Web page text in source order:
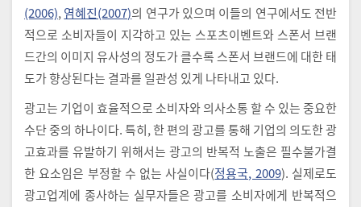
(2006), 염혜진(2007)의 연구가 있으며 이들의 연구에서도 전반
적으로 소비자들이 지각하고 있는 스포츠이벤트와 스폰서 브랜
드간의 이미지 유사성의 정도가 클수록 스폰서 브랜드에 대한 태
도가 향상된다는 결과를 일관성 있게 나타내고 있다.
광고는 기업이 효율적으로 소비자와 의사소통 할 수 있는 중요한
수단 중의 하나이다. 특히, 한 편의 광고를 통해 기업의 의도한 광
고효과를 유발하기 위해서는 광고의 반복적 노출은 필수불가결
한 요소임은 부정할 수 없는 사실이다(정용국, 2009). 실제로도
광고업계에 종사하는 실무자들은 광고를 소비자에게 반복적으